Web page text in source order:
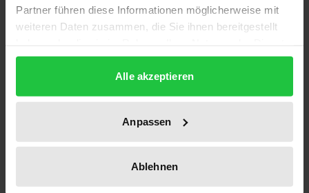
Partner führen diese Informationen möglicherweise mit
weiteren Daten zusammen, die Sie ihnen bereitgestellt
gesammelt haben.
Alle akzeptieren
Anpassen
Ablehnen
Seit Übernahme des europäischen SIEC-Kriteriums
in die nationale Zusammenschlusskontrolle ist
„verbraucherdienliche Effizienzvorteile“
entsprechend dem Ansatz der EU-Kommission
berücksichtigt werden können.
Der Autor nimmt diese Fragestellung zum Anlass,
umfassend die in Literatur und Rechtspraxis